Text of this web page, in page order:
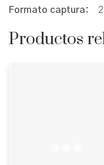
Formato captura:
Productos